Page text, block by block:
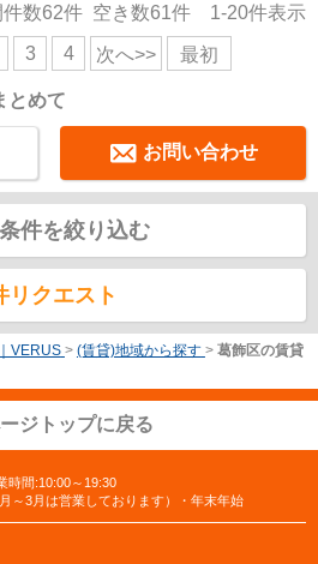
数62件 空き数61件 1-20件表示
3 4 次へ>> 最初
とめて
お問い合わせ
件を絞り込む
リクエスト
VERUS > (賃貸)地域から探す > 葛飾区の賃貸
ジトップに戻る
時間:10:00～19:30
～3月は営業しております）・年末年始